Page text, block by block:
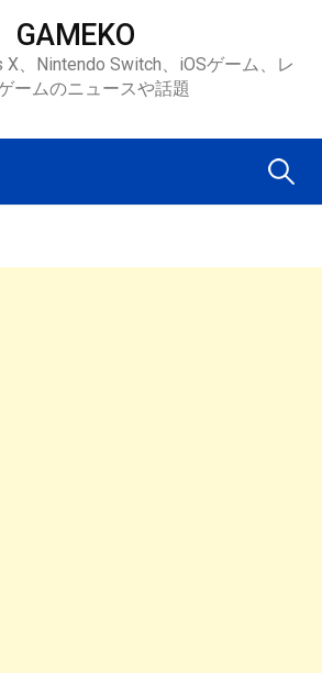
GAMEKO
X、Nintendo Switch、iOSゲーム、レ
ームのニュースや話題
検